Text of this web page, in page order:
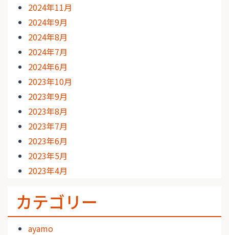
2024年11月
2024年9月
2024年8月
2024年7月
2024年6月
2023年10月
2023年9月
2023年8月
2023年7月
2023年6月
2023年5月
2023年4月
カテゴリー
ayamo